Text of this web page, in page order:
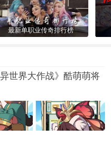
最新单职业传奇排行榜
世界大作战》酷萌萌将